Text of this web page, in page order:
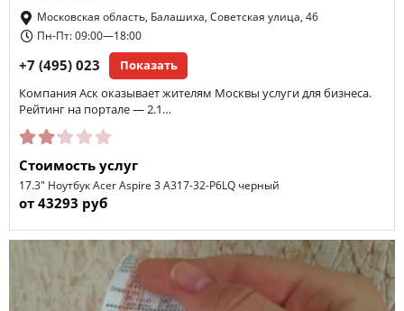
Московская область, Балашиха, Советская улица, 46
Пн-Пт: 09:00—18:00
+7 (495) 023 Показать
Компания Аск оказывает жителям Москвы услуги для бизнеса.
Рейтинг на портале — 2.1…
Стоимость услуг
17.3" Ноутбук Acer Aspire 3 A317-32-P6LQ черный
от 43293 руб